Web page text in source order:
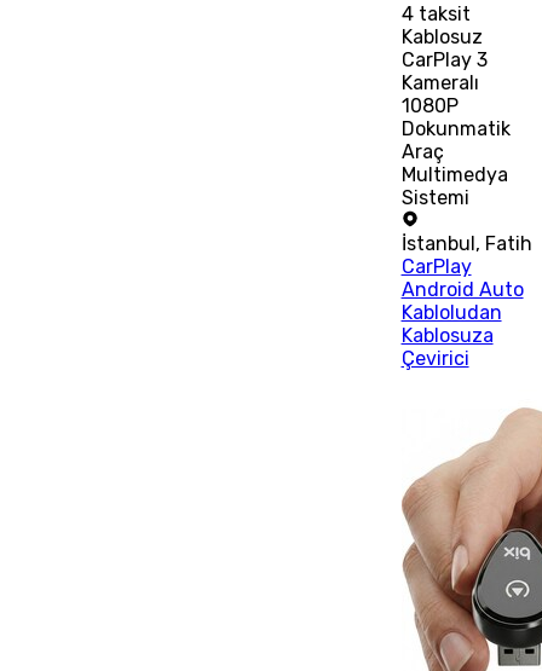
4taksit
Kablosuz
CarPlay 3
Kameralı
1080P
Dokunmatik
Araç
Multimedya
Sistemi
İstanbul, Fatih
CarPlay
Android Auto
Kabloludan
Kablosuza
Çevirici